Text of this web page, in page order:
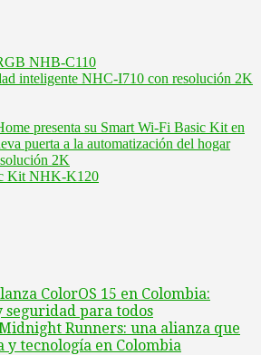
NHB-C110
inteligente NHC-I710 con resolución 2K
presenta su Smart Wi-Fi Basic Kit en
puerta a la automatización del hogar
2K
Kit NHK-K120
ColorOS 15 en Colombia:
seguridad para todos
Runners: una alianza que
y tecnología en Colombia